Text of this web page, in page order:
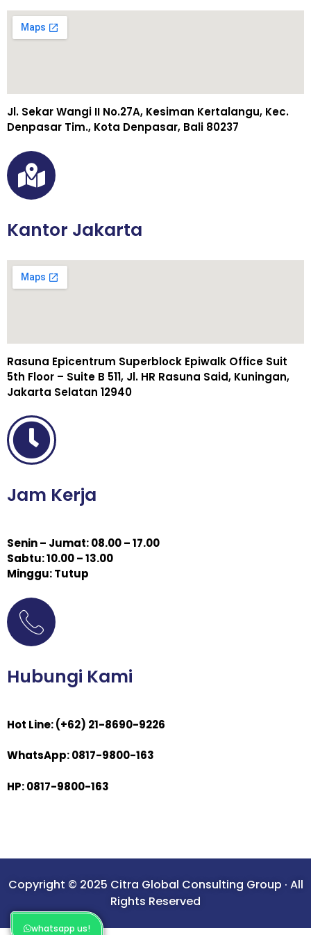
whatsapp us!
Jl. Sekar Wangi II No.27A, Kesiman Kertalangu, Kec.
Denpasar Tim., Kota Denpasar, Bali 80237
Kantor Jakarta
Rasuna Epicentrum Superblock Epiwalk Office Suit
5th Floor – Suite B 511, Jl. HR Rasuna Said, Kuningan,
Jakarta Selatan 12940
Jam Kerja
Senin – Jumat: 08.00 – 17.00
Sabtu: 10.00 – 13.00
Minggu: Tutup
Hubungi Kami
Hot Line: (+62) 21-8690-9226
WhatsApp: 0817-9800-163
HP: 0817-9800-163
Copyright © 2025 Citra Global Consulting Group · All
Rights Reserved